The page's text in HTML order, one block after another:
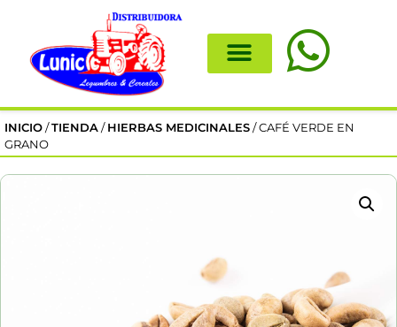
INICIO /TIENDA / HIERBAS MEDICINALES / CAFÉ VERDE EN
GRANO